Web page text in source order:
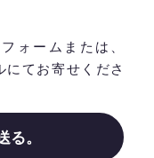
ォームまたは、
にてお寄せくださ
。